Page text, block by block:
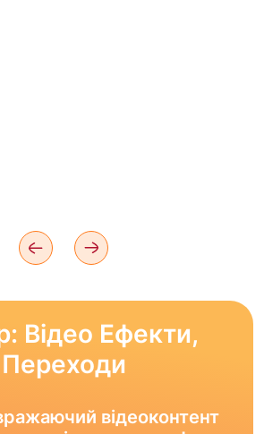
Відео Ефекти,
Переходи
відеоконтент